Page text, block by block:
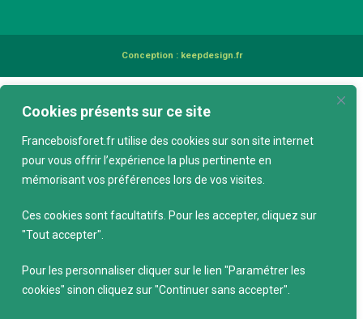
Cookies présents sur ce site
Franceboisforet.fr utilise des cookies sur son site internet
pour vous offrir l’expérience la plus pertinente en
mémorisant vos préférences lors de vos visites.
Ces cookies sont facultatifs. Pour les accepter, cliquez sur
"Tout accepter".
Pour les personnaliser cliquer sur le lien "Paramétrer les
cookies" sinon cliquez sur "Continuer sans accepter".
Conception : keepdesign.fr